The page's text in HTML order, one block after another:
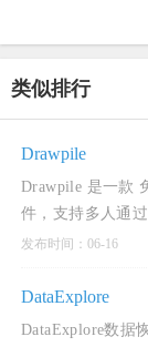
类似排行
Drawpile
Drawpile 是一款
件，支持多人通
共同创作。它兼
发布时间：06-16
DataExplore
DataExplore数据